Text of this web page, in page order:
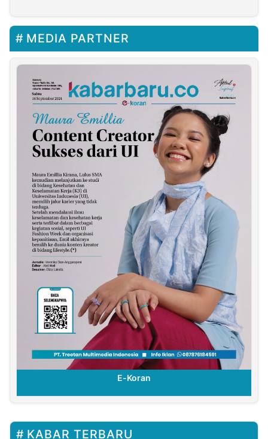
MEDIA PARTNER
E-Koran
KABAR TERBARU